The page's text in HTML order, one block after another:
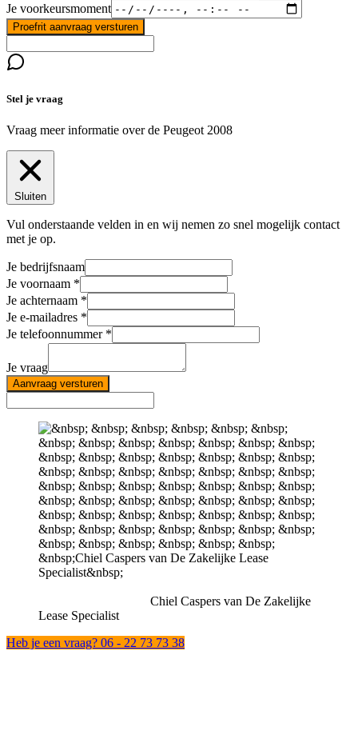
Je voorkeursmoment
Proefrit aanvraag versturen
Stel je vraag
Vraag meer informatie over de Peugeot 2008
Sluiten
Vul onderstaande velden in en wij nemen zo snel mogelijk contact
met je op.
Je bedrijfsnaam
Je voornaam
Je achternaam
Je e-mailadres
Je telefoonnummer
Je vraag
Aanvraag versturen
Chiel Caspers van De Zakelijke
Lease Specialist
Heb je een vraag? 06 - 22 73 73 38